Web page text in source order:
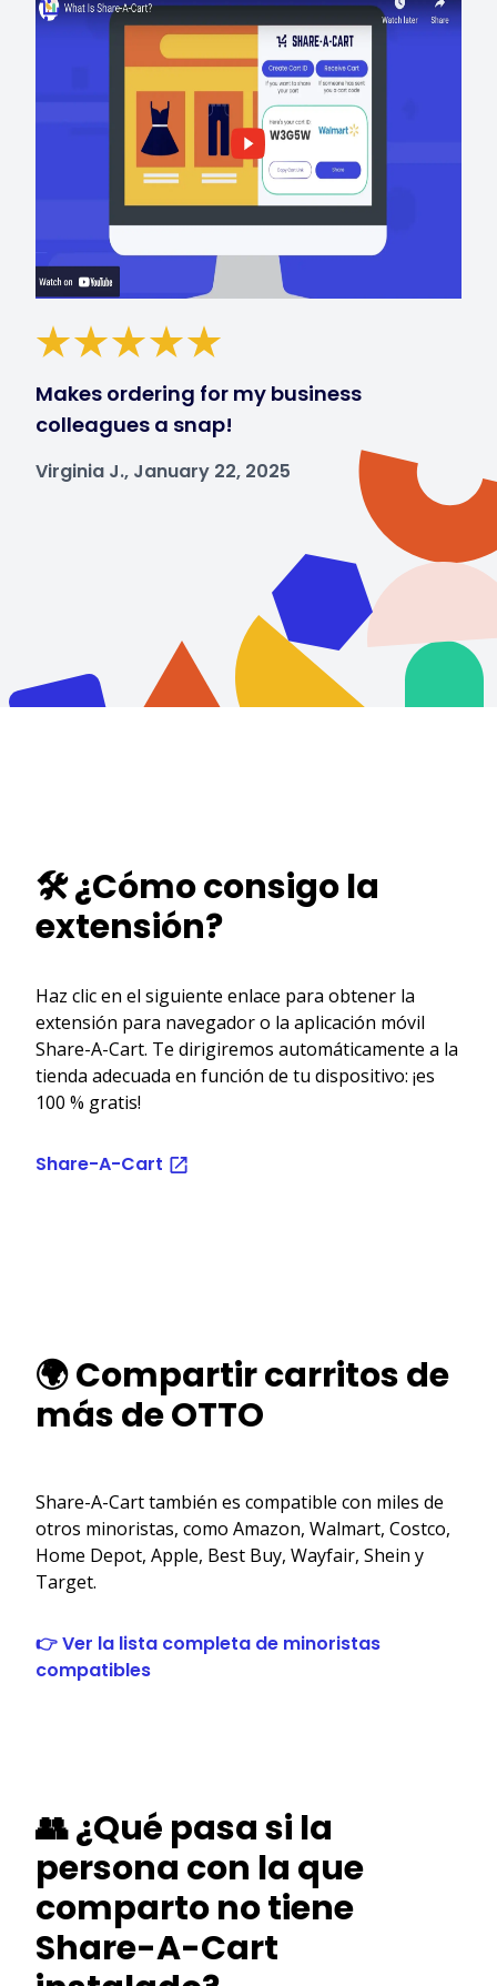
Makes ordering for my business
colleagues a snap!
Virginia J., January 22, 2025
🛠️ ¿Cómo consigo la
extensión?
Haz clic en el siguiente enlace para obtener la
extensión para navegador o la aplicación móvil
Share-A-Cart. Te dirigiremos automáticamente a la
tienda adecuada en función de tu dispositivo: ¡es
100 % gratis!
Share-A-Cart
🌍 Compartir carritos de
más de OTTO
Share-A-Cart también es compatible con miles de
otros minoristas, como Amazon, Walmart, Costco,
Home Depot, Apple, Best Buy, Wayfair, Shein y
Target.
👉 Ver la lista completa de minoristas
compatibles
👥 ¿Qué pasa si la
persona con la que
comparto no tiene
Share-A-Cart